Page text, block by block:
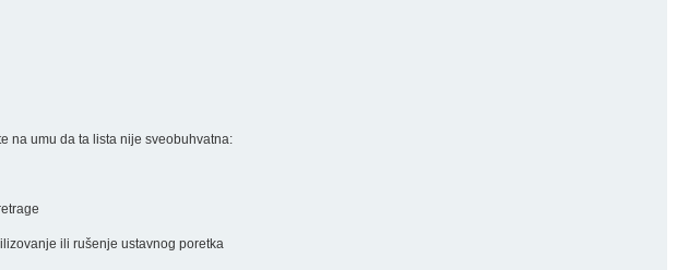
na umu da ta lista nije sveobuhvatna:
ili rušenje ustavnog poretka